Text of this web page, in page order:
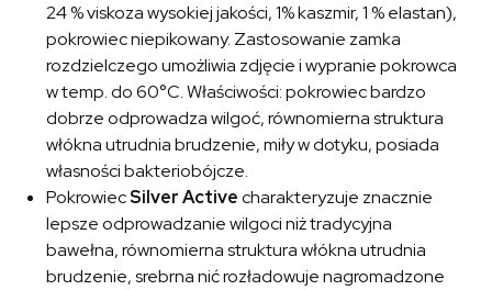
24 % viskoza wysokiej jakości, 1% kaszmir, 1 % elastan),
pokrowiec niepikowany. Zastosowanie zamka
rozdzielczego umożliwia zdjęcie i wypranie pokrowca
w temp. do 60°C. Właściwości: pokrowiec bardzo
dobrze odprowadza wilgoć, równomierna struktura
włókna utrudnia brudzenie, miły w dotyku, posiada
własności bakteriobójcze.
PokrowiecSilver Activecharakteryzuje znacznie
lepsze odprowadzanie wilgoci niż tradycyjna
bawełna, równomierna struktura włókna utrudnia
brudzenie, srebrna nić rozładowuje nagromadzone